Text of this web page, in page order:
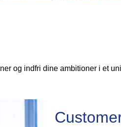
og indfri dine ambitioner i et